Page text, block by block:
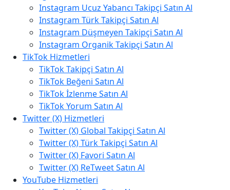
Instagram Ucuz Yabancı Takipçi Satın Al
Instagram Türk Takipçi Satın Al
Instagram Düşmeyen Takipçi Satın Al
Instagram Organik Takipçi Satın Al
TikTok Hizmetleri
TikTok Takipçi Satın Al
TikTok Beğeni Satın Al
TikTok İzlenme Satın Al
TikTok Yorum Satın Al
Twitter (X) Hizmetleri
Twitter (X) Global Takipçi Satın Al
Twitter (X) Türk Takipçi Satın Al
Twitter (X) Favori Satın Al
Twitter (X) ReTweet Satın Al
YouTube Hizmetleri